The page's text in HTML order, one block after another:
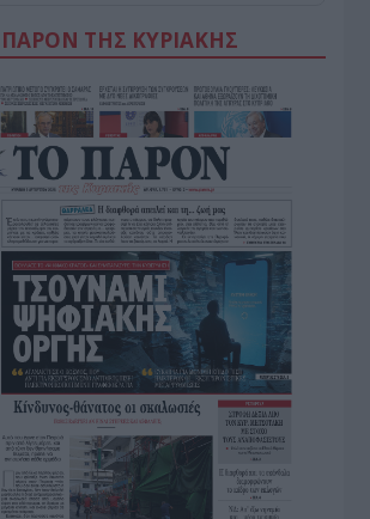
ΤΗΣ ΚΥΡΙΑΚΗΣ